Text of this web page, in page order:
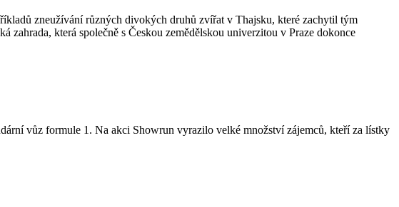
zneužívání různých divokých druhů zvířat v Thajsku, které zachytil tým
která společně s Českou zemědělskou univerzitou v Praze dokonce
vůz formule 1. Na akci Showrun vyrazilo velké množství zájemců, kteří za lístky